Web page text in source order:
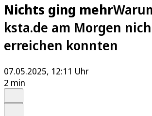
Nichts ging mehr
ksta.de am Morgen
erreichen konnten
07.05.2025, 12:11 Uhr
2 min